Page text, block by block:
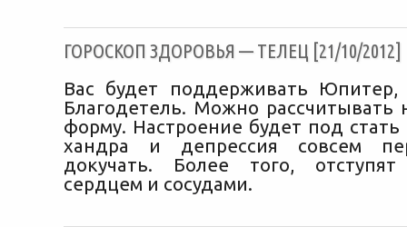
ГОРОСКОП ЗДОРОВЬЯ — ТЕЛЕЦ [21/10/2012]
Вас будет поддерживать Юпитер,
Благодетель. Можно рассчитывать
форму. Настроение будет под стать
хандра и депрессия совсем
докучать. Более того,
сердцем и сосудами.